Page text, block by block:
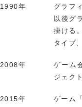
1990年
グラフ
以後グ
掛ける
タイプ
2008年
ゲーム
ジェク
2015年 ゲーム